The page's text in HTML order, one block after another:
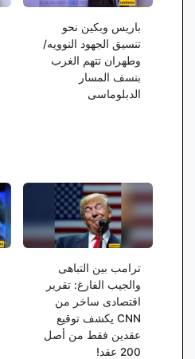
باریس وبکین نحو
تنسیق الجهود النوویه/
وطهران تتهم الغرب
بنسف المسار
الدبلوماسی
ترامب بین التباهی
والجیب الفارغ: تقریر
اقتصادی ساخر من
CNN یکشف توقیع
عقدین فقط من أصل
200 عقد!